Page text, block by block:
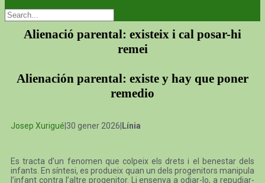
Alienació parental: existeix i cal posar-hi
remei
Alienación parental: existe y hay que poner
remedio
Josep Xurigué |30 gener 2026| Línia
Es tracta d’un fenomen que colpeix els drets i el benestar dels
infants. En síntesi, es produeix quan un dels progenitors manipula
l’infant contra l’altre progenitor. Li ensenya a odiar-lo, a repudiar-